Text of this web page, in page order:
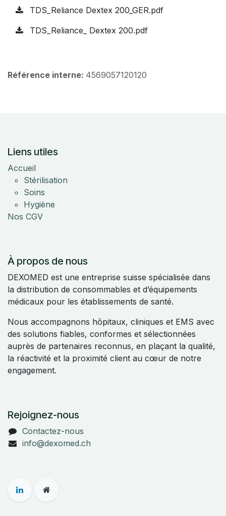
TDS_Reliance Dextex 200_GER.pdf
TDS_Reliance_ Dextex 200.pdf
Référence interne: 4569057120120
Liens utiles
Accueil
Stérilisation
Soins
Hygiène
Nos CGV
À propos de nous
DEXOMED est une entreprise suisse spécialisée dans
la distribution de consommables et d’équipements
médicaux pour les établissements de santé.
Nous accompagnons hôpitaux, cliniques et EMS avec
des solutions fiables, conformes et sélectionnées
auprès de partenaires reconnus, en plaçant la qualité,
la réactivité et la proximité client au cœur de notre
engagement.
Rejoignez-nous
Contactez-nous
info@dexomed.ch